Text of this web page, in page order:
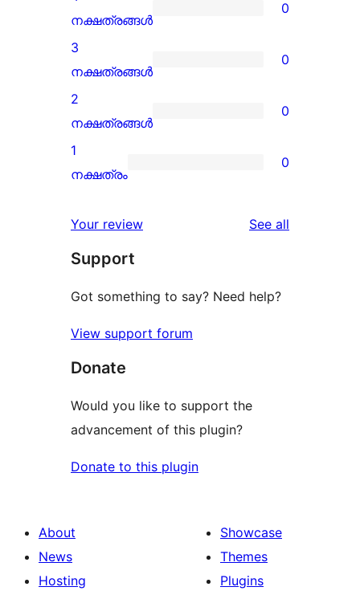
star
review
0
4-
star
reviews
നക്ഷത്രങ്ങൾ
0
0
3-
star
reviews
3
നക്ഷത്രങ്ങൾ
0
0
2-
star
2
നക്ഷത്രങ്ങൾ
0
0
star
1
നക്ഷത്രം
0
Your review See all
Support
Got something to say? Need help?
View support forum
Donate
Would you like to support the
advancement of this plugin?
Donate to this plugin
About
News
Hosting
Showcase
Themes
Plugins